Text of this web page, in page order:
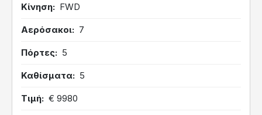
Κίνηση FWD
Αερόσακοι 7
Πόρτες 5
Καθίσματα 5
Τιμή € 9980